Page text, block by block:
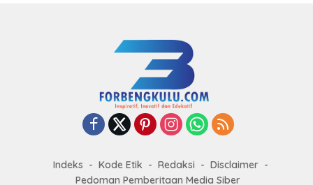
Indeks Kode Etik Redaksi
Disclaimer
Pedoman Pemberitaan Media Siber